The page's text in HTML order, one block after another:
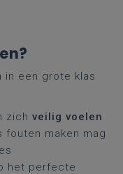
in een grote klas
zich veilig voelen
fouten maken mag
het perfecte